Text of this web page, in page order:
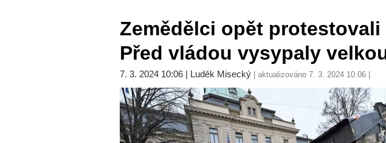
Zemědělci opět protestovali
Před vládou vysypaly
7. 3. 2024 10:06 | Luděk Misecký | aktualizováno 7. 3. 2024 10:06 |